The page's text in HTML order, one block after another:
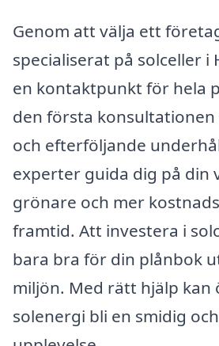
Genom att välja ett
specialiserat på solceller i
en kontaktpunkt för hela
den första
och efterföljande
experter guida dig på din
grönare och mer
framtid. Att investera i
bara bra för din plånbok
miljön. Med rätt hjälp kan
solenergi bli en smidig